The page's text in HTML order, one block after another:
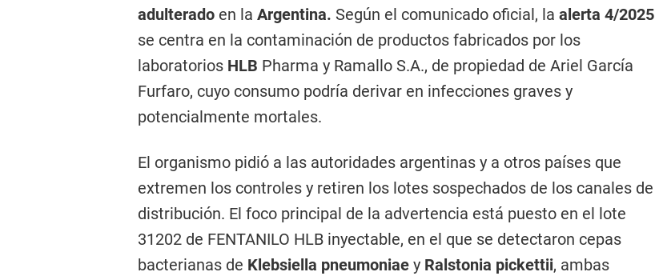
adulterado en la Argentina. Según el comunicado oficial, la alerta 4/2025
se centra en la contaminación de productos fabricados por los
laboratorios HLB Pharma y Ramallo S.A., de propiedad de Ariel García
Furfaro, cuyo consumo podría derivar en infecciones graves y
potencialmente mortales.
El organismo pidió a las autoridades argentinas y a otros países que
extremen los controles y retiren los lotes sospechados de los canales de
distribución. El foco principal de la advertencia está puesto en el lote
31202 de FENTANILO HLB inyectable, en el que se detectaron cepas
bacterianas de Klebsiella pneumoniae y Ralstonia pickettii, ambas